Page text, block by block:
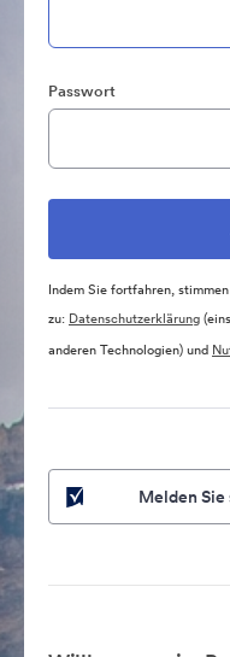
Passwort
Indem Sie fortfahren,
zu: Datenschutzerklärung
anderen Technologien) und
Melden Sie